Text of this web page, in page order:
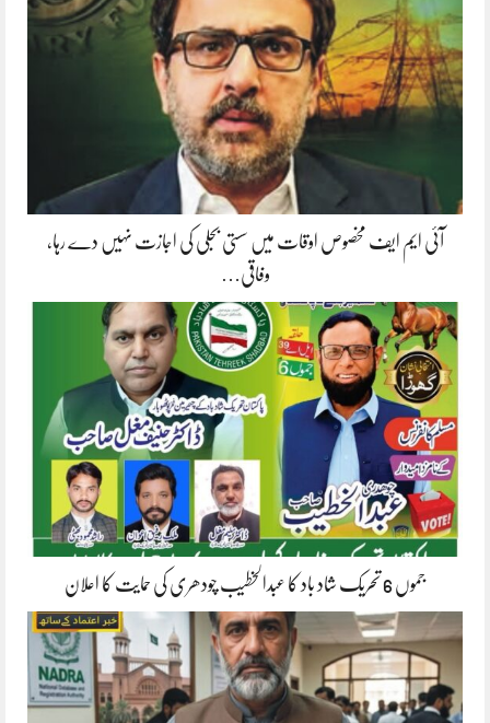
آئی ایم ایف مخصوص اوقات میں سستی بجلی کی اجازت نہیں دے رہا،
وفاقی…
جموں 6 تحریک شاد باد کا عبدالخطیب چودھری کی حمایت کا اعلان